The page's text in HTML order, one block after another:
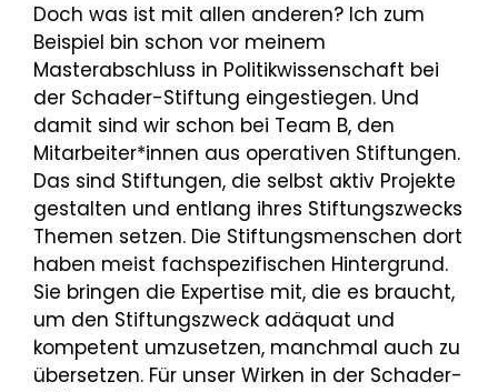
Doch was ist mit allen anderen? Ich zum
Beispiel bin schon vor meinem
Masterabschluss in Politikwissenschaft bei
der Schader-Stiftung eingestiegen. Und
damit sind wir schon bei Team B, den
Mitarbeiter*innen aus operativen Stiftungen.
Das sind Stiftungen, die selbst aktiv Projekte
gestalten und entlang ihres Stiftungszwecks
Themen setzen. Die Stiftungsmenschen dort
haben meist fachspezifischen Hintergrund.
Sie bringen die Expertise mit, die es braucht,
um den Stiftungszweck adäquat und
kompetent umzusetzen, manchmal auch zu
übersetzen. Für unser Wirken in der Schader-